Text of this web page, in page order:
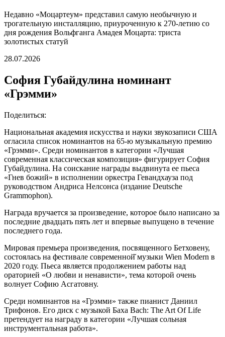
Недавно «Моцартеум» представил самую необычную и
трогательную инсталляцию, приуроченную к 270-летию со
дня рождения Вольфганга Амадея Моцарта: триста
золотистых статуй
28.07.2026
София Губайдулина номинант
«Грэмми»
Поделиться:
Национальная академия искусства и науки звукозаписи США
огласила список номинантов на 65-ю музыкальную премию
«Грэмми». Среди номинантов в категории «Лучшая
современная классическая композиция» фигурирует София
Губайдулина. На соискание награды выдвинута ее пьеса
«Гнев божий» в исполнении оркестра Гевандхауза под
руководством Андриса Нелсонса (издание Deutsche
Grammophon).
Награда вручается за произведение, которое было написано за
последние двадцать пять лет и впервые выпущено в течение
последнего года.
Мировая премьера произведения, посвященного Бетховену,
состоялась на фестивале современной̆ музыки Wien Modern в
2020 году. Пьеса является продолжением работы над
ораторией «О любви и ненависти», тема которой очень
волнует Софию Асгатовну.
Среди номинантов на «Грэмми» также пианист Даниил
Трифонов. Его диск с музыкой Баха Bach: The Art Of Life
претендует на награду в категории «Лучшая сольная
инструментальная работа».